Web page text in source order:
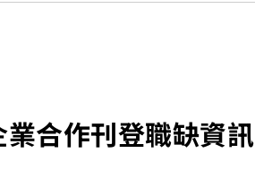
合作刊登職缺資訊